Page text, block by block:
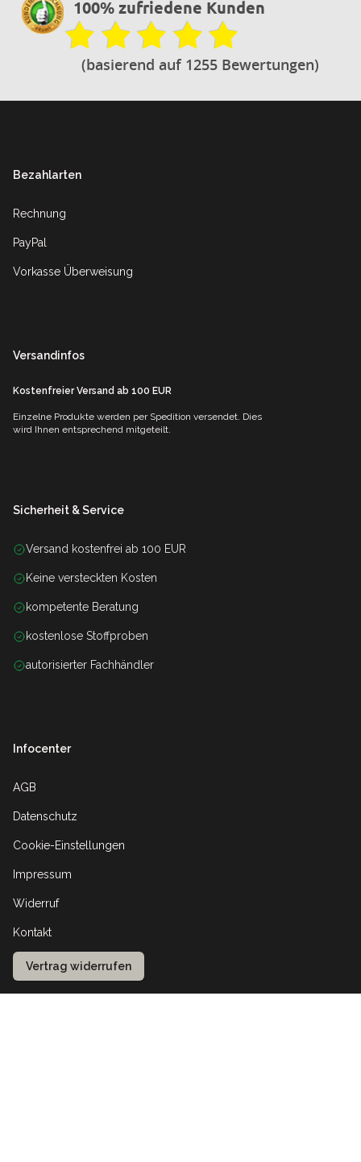
100% zufriedene Kunden
(basierend auf 1255 Bewertungen)
Bezahlarten
Rechnung
PayPal
Vorkasse Überweisung
Versandinfos
Kostenfreier Versand ab 100 EUR
Einzelne Produkte werden per Spedition versendet. Dies
wird Ihnen entsprechend mitgeteilt.
Sicherheit & Service
Versand kostenfrei ab 100 EUR
Keine versteckten Kosten
kompetente Beratung
kostenlose Stoffproben
autorisierter Fachhändler
Infocenter
AGB
Datenschutz
Cookie-Einstellungen
Impressum
Widerruf
Kontakt
Vertrag widerrufen